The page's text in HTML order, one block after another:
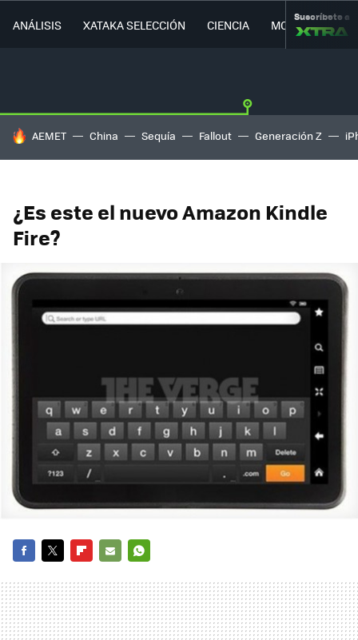
ANÁLISIS XATAKA SELECCIÓN CIENCIA MOVILIDAD
Suscríbete a
HOY SE HABLA DE
AEMET China Sequía Fallout Generación Z
¿Es este el nuevo Amazon Kindle
Fire?
MAIL